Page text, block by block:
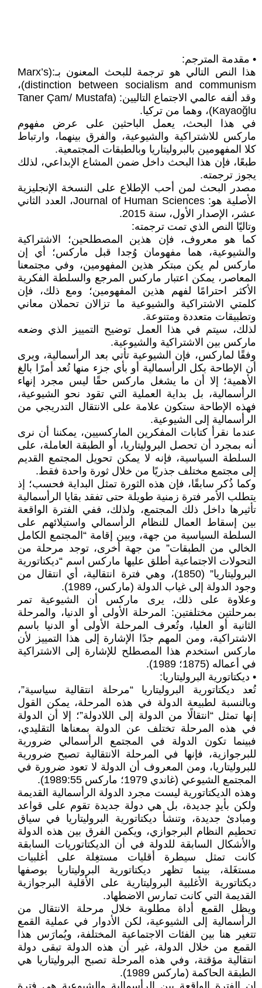
• مقدمة المترجم:
هذا النص التالي هو ترجمة للبحث المعنون بـ:(Marx’s
distinction between socialism and communism)،
وقد ألفه عالمي الاجتماع التاليين: (Taner Çam/ Mustafa
Kayaoğlu)، وهما من تركيا.
في هذا البحث، يعمل الباحثين على عرض مفهوم
ماركس للاشتراكية والشيوعية، والفرق بينهما، وارتباط
كلا المفهومين بالبروليتاريا وبالطبقات المجتمعية.
طبعًا، فإن هذا البحث داخل ضمن المشاع الإبداعي، لذلك
يجوز ترجمته.
مصدر البحث لمن أحب الإطلاع على النسخة الإنجليزية
الأصلية هو: Journal of Human Sciences، العدد الثاني
عشر، الإصدار الأول، سنة 2015.
وتاليًا النص الذي تمت ترجمته:
كما هو معروف، فإن هذين المصطلحين؛ الاشتراكية
والشيوعية، هما مفهومان وُجدا قبل ماركس؛ أي إن
ماركس لم يكن مبتكر هذين المفهومين، وفي مجتمعنا
المعاصر، يمكن اعتبار ماركس المرجع والسلطة الفكرية
الأكثر احترامًا لفهم هذين المفهومين؛ ومع ذلك، فإن
كلمتي الاشتراكية والشيوعية ما تزالان تحملان معاني
وتطبيقات متعددة ومتنوعة.
لذلك، سيتم في هذا العمل توضيح التمييز الذي وضعه
ماركس بين الاشتراكية والشيوعية.
وفقًا لماركس، فإن الشيوعية تأتي بعد الرأسمالية، ويرى
أن الإطاحة بكل الرأسمالية أو بأي جزء منها تُعد أمرًا بالغ
الأهمية؛ إلا أن ما يشغل ماركس حقًا ليس مجرد إنهاء
الرأسمالية، بل بداية العملية التي تقود نحو الشيوعية،
فهذه الإطاحة ستكون علامة على الانتقال التدريجي من
الرأسمالية إلى الشيوعية.
عندما نقرأ كتابات المفكرين الماركسيين، يمكننا أن نرى
أنه بمجرد أن تحصل البروليتاريا، أو الطبقة العاملة، على
السلطة السياسية، فإنه لا يمكن تحويل المجتمع القديم
إلى مجتمع مختلف جذريًا من خلال ثورة واحدة فقط.
وكما ذُكر سابقًا، فإن هذه الثورة تمثل البداية فحسب؛ إذ
يتطلب الأمر فترة زمنية طويلة حتى تفقد بقايا الرأسمالية
تأثيرها داخل ذلك المجتمع، ولذلك، ففي الفترة الواقعة
بين إسقاط العمال للنظام الرأسمالي واستيلائهم على
السلطة السياسية من جهة، وبين إقامة “المجتمع الكامل
الخالي من الطبقات” من جهة أخرى، توجد مرحلة من
التحولات الاجتماعية أطلق عليها ماركس اسم “ديكتاتورية
البروليتاريا” (1850)، وهي فترة انتقالية، أي انتقال من
وجود الدولة إلى غياب الدولة (ماركس، 1989).
وعلاوة على ذلك، يرى ماركس أن الشيوعية تمر
بمرحلتين مختلفتين: المرحلة الأولى أو الدنيا، والمرحلة
الثانية أو العليا، وتُعرف المرحلة الأولى أو الدنيا باسم
الاشتراكية، ومن المهم جدًا الإشارة إلى هذا التمييز لأن
ماركس استخدم هذا المصطلح للإشارة إلى الاشتراكية
في أعماله (1875؛ 1989).
• ديكتاتورية البروليتاريا:
تُعد ديكتاتورية البروليتاريا “مرحلة انتقالية سياسية”،
وبالنسبة لطبيعة الدولة في هذه المرحلة، يمكن القول
إنها تمثل “انتقالًا من الدولة إلى اللادولة”؛ إلا أن الدولة
في هذه المرحلة تختلف عن الدولة بمعناها التقليدي،
فبينما تكون الدولة في المجتمع الرأسمالي ضرورية
للبرجوازية، فإنها في المرحلة الانتقالية تصبح ضرورية
للبروليتاريا، ومن المعروف أن الدولة لا تعود ضرورة في
المجتمع الشيوعي (غاندي 1979؛ ماركس 1989:55).
وهذه الديكتاتورية ليست مجرد الدولة الرأسمالية القديمة
ولكن بأيدٍ جديدة، بل هي دولة جديدة تقوم على قواعد
ومبادئ جديدة، وتنشأ ديكتاتورية البروليتاريا في سياق
تحطيم النظام البرجوازي، ويكمن الفرق بين هذه الدولة
والأشكال السابقة للدولة في أن الديكتاتوريات السابقة
كانت تمثل سيطرة أقليات مستغِلة على أغلبيات
مستغَلة، بينما تظهر ديكتاتورية البروليتاريا بوصفها
ديكتاتورية الأغلبية البروليتارية على الأقلية البرجوازية
القديمة التي كانت تمارس الاضطهاد.
ويظل القمع أداة مطلوبة خلال مرحلة الانتقال من
الرأسمالية إلى الشيوعية، لكن الأدوار في عملية القمع
تتغير هنا بين الفئات الاجتماعية المختلفة، ويُمارَس هذا
القمع من خلال الدولة، غير أن هذه الدولة تبقى دولة
انتقالية مؤقتة، وفي هذه المرحلة تصبح البروليتاريا هي
الطبقة الحاكمة (ماركس 1989).